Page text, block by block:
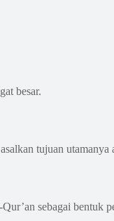
besar.
tujuan utamanya
sebagai bentuk